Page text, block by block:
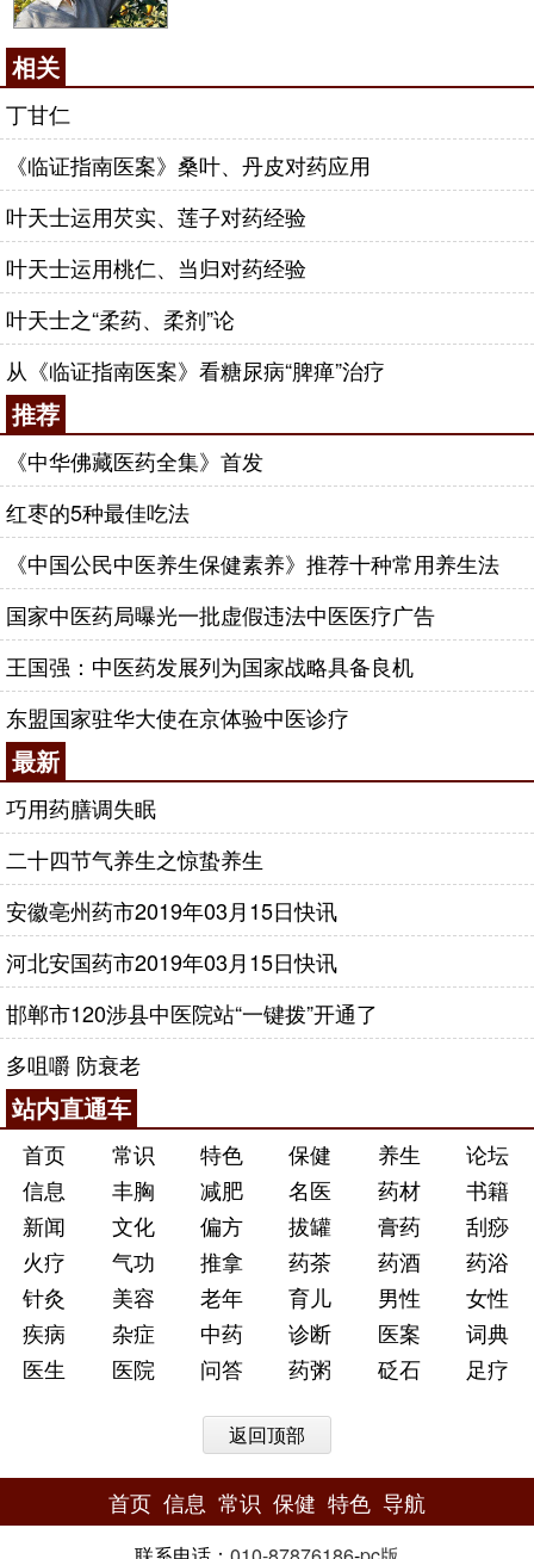
相关
丁甘仁
《临证指南医案》桑叶、丹皮对药应用
叶天士运用芡实、莲子对药经验
叶天士运用桃仁、当归对药经验
叶天士之“柔药、柔剂”论
从《临证指南医案》看糖尿病“脾瘅”治疗
推荐
《中华佛藏医药全集》首发
红枣的5种最佳吃法
《中国公民中医养生保健素养》推荐十种常用养生法
国家中医药局曝光一批虚假违法中医医疗广告
王国强：中医药发展列为国家战略具备良机
东盟国家驻华大使在京体验中医诊疗
最新
巧用药膳调失眠
二十四节气养生之惊蛰养生
安徽亳州药市2019年03月15日快讯
河北安国药市2019年03月15日快讯
邯郸市120涉县中医院站“一键拨”开通了
多咀嚼 防衰老
站内直通车
首页 常识 特色 保健 养生
论坛
信息
丰胸 减肥 名医 药材
书籍
新闻
文化 偏方 拔罐 膏药
刮痧
火疗
气功 推拿 药茶 药酒
药浴
针灸
美容 老年 育儿 男性
女性
疾病
杂症 中药 诊断 医案
词典
医生
医院 问答 药粥 砭石 足疗
返回顶部
首页 信息 常识 保健 特色 导航